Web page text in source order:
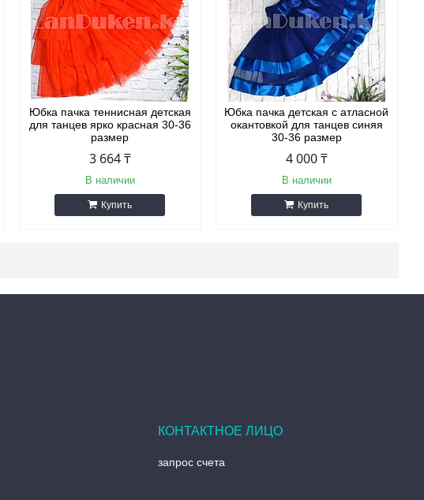
Юбка пачка теннисная детская
для танцев ярко красная 30-36
размер
3 664 ₸
В наличии
Купить
Юбка пачка детская с атласной
окантовкой для танцев синяя
30-36 размер
4 000 ₸
В наличии
Купить
запрос счета